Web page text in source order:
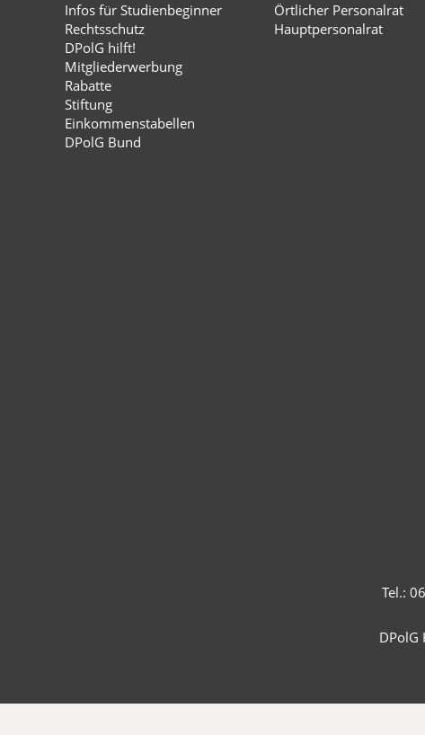
Infos für Studienbeginner
Rechtsschutz
DPolG hilft!
Mitgliederwerbung
Rabatte
Stiftung
Einkommenstabellen
DPolG Bund
Örtlicher Personalrat
Hauptpersonalrat
Tel.:
DPolG